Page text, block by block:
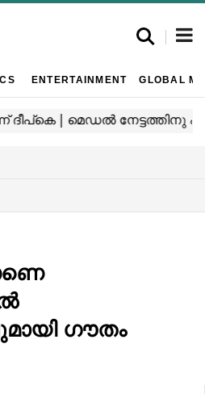
ENTERTAINMENT GLOBAL
ഗൗതം